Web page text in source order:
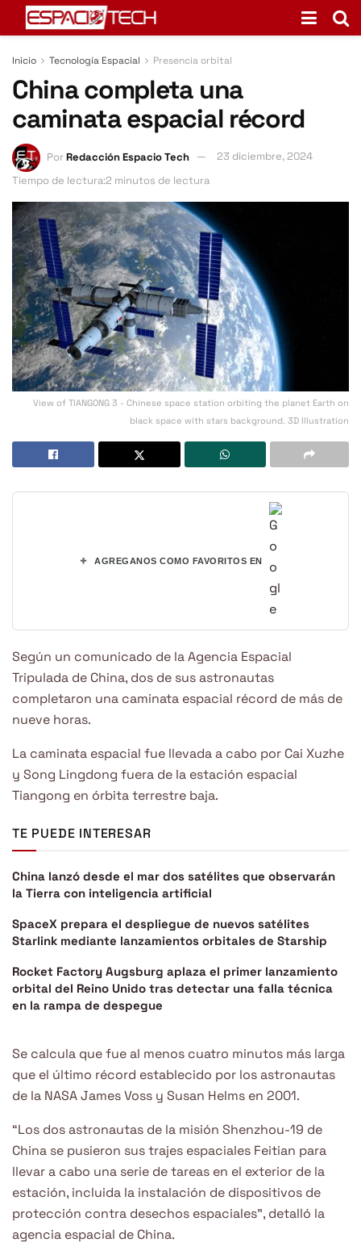
Inicio Tecnología Espacial Presencia orbital
China completa una
caminata espacial récord
PorRedacción Espacio Tech
23 diciembre, 2024
Tiempo de lectura:2 minutos de lectura
View of TIANGONG 3 - Chinese space station orbiting the planet Earth on
black space with stars background. 3D Illustration
+ AGREGANOS COMO FAVORITOS EN
Según un comunicado de la Agencia Espacial
Tripulada de China, dos de sus astronautas
completaron una caminata espacial récord de más de
nueve horas.
La caminata espacial fue llevada a cabo por Cai Xuzhe
y Song Lingdong fuera de la estación espacial
Tiangong en órbita terrestre baja.
TE PUEDE INTERESAR
China lanzó desde el mar dos satélites que observarán
la Tierra con inteligencia artificial
SpaceX prepara el despliegue de nuevos satélites
Starlink mediante lanzamientos orbitales de Starship
Rocket Factory Augsburg aplaza el primer lanzamiento
orbital del Reino Unido tras detectar una falla técnica
en la rampa de despegue
Se calcula que fue al menos cuatro minutos más larga
que el último récord establecido por los astronautas
de la NASA James Voss y Susan Helms en 2001.
“Los dos astronautas de la misión Shenzhou-19 de
China se pusieron sus trajes espaciales Feitian para
llevar a cabo una serie de tareas en el exterior de la
estación, incluida la instalación de dispositivos de
protección contra desechos espaciales”, detalló la
agencia espacial de China.